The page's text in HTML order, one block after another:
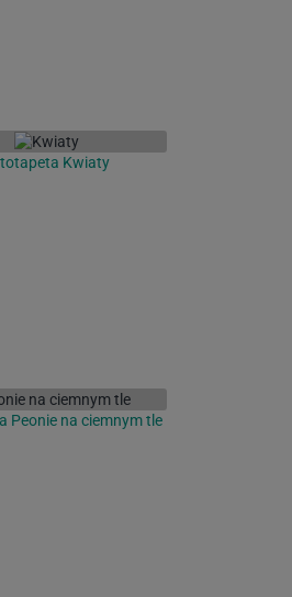
Kwiaty
Peonie na ciemnym tle